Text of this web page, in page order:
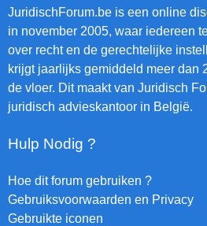
JuridischForum.be is een online
in november 2005, waar iedereen
over recht en de gerechtelijke
krijgt jaarlijks gemiddeld meer dan
de vloer. Dit maakt van Juridisch
juridisch advieskantoor in België.
Hulp Nodig ?
Hoe dit forum gebruiken ?
Gebruiksvoorwaarden en Privacy
Gebruikte iconen